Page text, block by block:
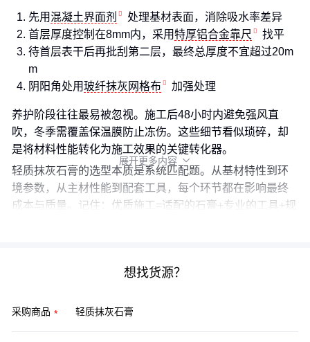
先用 混凝土界面剂
处理基材表面，消除吸水率差异
首层厚度控制在8mm内，采用特厚铝合金靠尺
找平
待首层表干后再批刮第二层，最终总厚度不宜超过20m
m
阴阳角处用玻纤抹灰网格布 加强处理
养护阶段往往最易被忽视。施工后48小时内避免强风直
吹，冬季需覆盖保温膜防止冻伤。这些细节看似琐碎，却
是将材料性能转化为施工效果的关键转化器。
轻质抹灰石膏的选型本质是系统匹配题。从基材特性到环
境参数，从主材性能到配套工具，每个环节都在影响最终
成本与质量。记住：优质施工=适配的石膏+专业的工具+规
展开更多内容 
想找货源？
采购商品